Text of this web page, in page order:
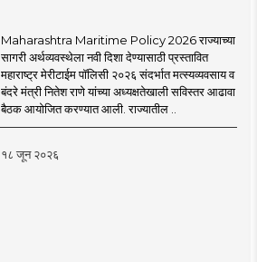
Maharashtra Maritime Policy 2026 राज्याच्या
सागरी अर्थव्यवस्थेला नवी दिशा देण्यासाठी प्रस्तावित
महाराष्ट्र मेरीटाईम पॉलिसी २०२६ संदर्भात मत्स्यव्यवसाय व
बंदरे मंत्री नितेश राणे यांच्या अध्यक्षतेखाली सविस्तर आढावा
बैठक आयोजित करण्यात आली. राज्यातील ..
१८ जून २०२६